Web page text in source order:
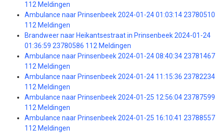
112 Meldingen
Ambulance naar Prinsenbeek 2024-01-24 01:03:14 23780510
112 Meldingen
Brandweer naar Heikantsestraat in Prinsenbeek 2024-01-24
01:36:59 23780586 112 Meldingen
Ambulance naar Prinsenbeek 2024-01-24 08:40:34 23781467
112 Meldingen
Ambulance naar Prinsenbeek 2024-01-24 11:15:36 23782234
112 Meldingen
Ambulance naar Prinsenbeek 2024-01-25 12:56:04 23787599
112 Meldingen
Ambulance naar Prinsenbeek 2024-01-25 16:10:41 23788557
112 Meldingen